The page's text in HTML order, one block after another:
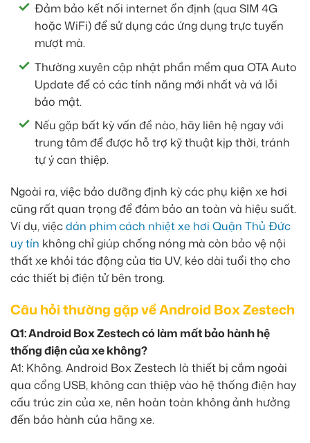
Đảm bảo kết nối internet ổn định (qua SIM 4G
hoặc WiFi) để sử dụng các ứng dụng trực tuyến
mượt mà.
Thường xuyên cập nhật phần mềm qua OTA Auto
Update để có các tính năng mới nhất và vá lỗi
bảo mật.
Nếu gặp bất kỳ vấn đề nào, hãy liên hệ ngay với
trung tâm để được hỗ trợ kỹ thuật kịp thời, tránh
tự ý can thiệp.
Ngoài ra, việc bảo dưỡng định kỳ các phụ kiện xe hơi
cũng rất quan trọng để đảm bảo an toàn và hiệu suất.
Ví dụ, việcdán phim cách nhiệt xe hơi Quận Thủ Đức
uy tín không chỉ giúp chống nóng mà còn bảo vệ nội
thất xe khỏi tác động của tia UV, kéo dài tuổi thọ cho
các thiết bị điện tử bên trong.
Câu hỏi thường gặp về Android Box Zestech
Q1: Android Box Zestech có làm mất bảo hành hệ
thống điện của xe không?
A1: Không. Android Box Zestech là thiết bị cắm ngoài
qua cổng USB, không can thiệp vào hệ thống điện hay
cấu trúc zin của xe, nên hoàn toàn không ảnh hưởng
đến bảo hành của hãng xe.